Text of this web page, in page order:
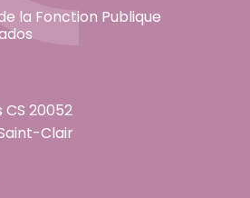
la Fonction Publique
20052
Clair